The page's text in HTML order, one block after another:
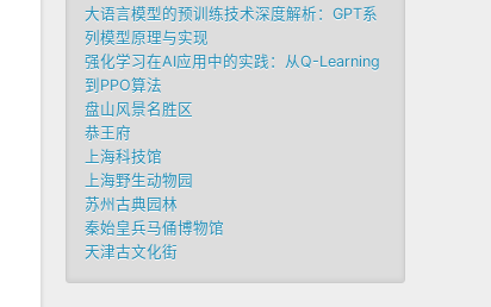
大语言模型的预训练技术深度解析：GPT系
列模型原理与实现
强化学习在AI应用中的实践：从Q-Learning
到PPO算法
盘山风景名胜区
恭王府
上海科技馆
上海野生动物园
苏州古典园林
秦始皇兵马俑博物馆
天津古文化街